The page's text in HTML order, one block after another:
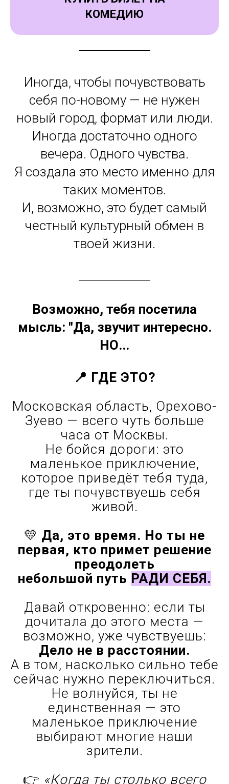
КОМЕДИЮ
Иногда, чтобы почувствовать
себя по-новому — не нужен
новый город, формат или люди.
Иногда достаточно одного
вечера. Одного чувства.
Я создала это место именно для
таких моментов.
И, возможно, это будет самый
честный культурный обмен в
твоей жизни.
Возможно, тебя посетила
мысль: "Да, звучит интересно.
НО...
📍 ГДЕ ЭТО?
Московская область, Орехово-
Зуево — всего чуть больше
часа от Москвы.
Не бойся дороги: это
которое приведёт тебя туда,
где ты почувствуешь себя
живой.
💛Да, это время. Но ты не
первая, кто примет решение
преодолеть
небольшой путьРАДИ СЕБЯ.
Давай откровенно: если ты
дочитала до этого места —
Дело не в расстоянии.